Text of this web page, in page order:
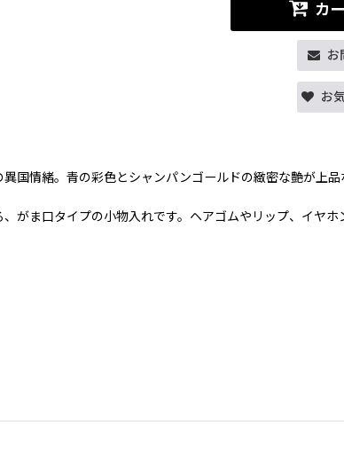
カ
お
お
国情緒。青の彩色とシャンパンゴールドの緻密な艶が上品
がま口タイプの小物入れです。ヘアゴムやリップ、イヤホ